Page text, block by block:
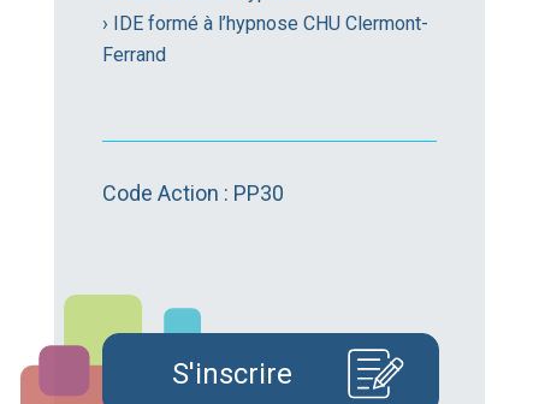
› IDE formé à l’hypnose CHU Clermont-
Ferrand
Code Action : PP30
S'inscrire